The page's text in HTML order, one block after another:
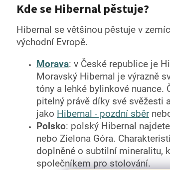
Kde se Hibernal pěstuje?
Hibernal se většinou pěstuje v
východní Evropě.
Morava: v České republice je
Moravský Hibernal je výrazně
tóny a lehké bylinkové nuance.
pitelný právě díky své svěžesti
jako Hibernal - pozdní sběr
Polsko: polský Hibernal
nebo Zielona Góra.
doplněné o subtilní mineralitu,
společníkem pro stolování.